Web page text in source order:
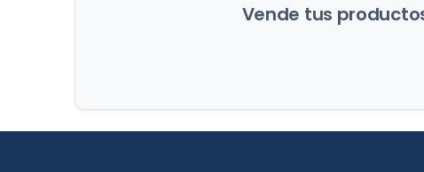
Vende tus